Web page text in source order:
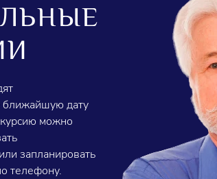
ближайшую дату
можно
запланировать
телефону.